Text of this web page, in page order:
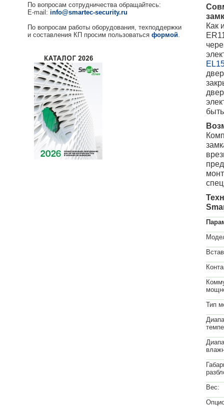
По вопросам сотрудничества обращайтесь:
E-mail: info@smartec-security.ru
По вопросам работы оборудования, техподдержки
и составления КП просим пользоваться формой
Как
Тип
Вес: